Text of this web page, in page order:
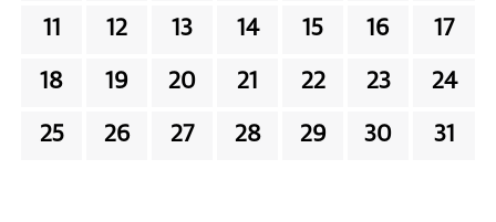
11 12 13 14 15 16 17
18 19 20 21 22 23 24
25 26 27 28 29 30 31